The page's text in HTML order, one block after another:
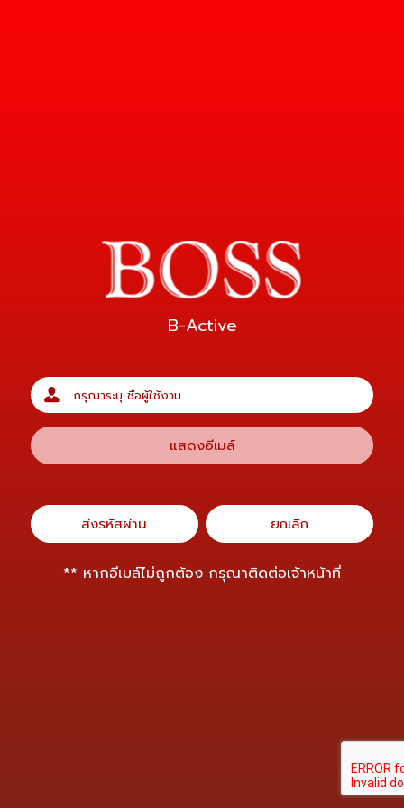
B-Active
แสดงอีเมล์
ส่งรหัสผ่าน ยกเลิก
** หากอีเมล์ไม่ถูกต้อง กรุณาติดต่อเจ้าหน้าที่